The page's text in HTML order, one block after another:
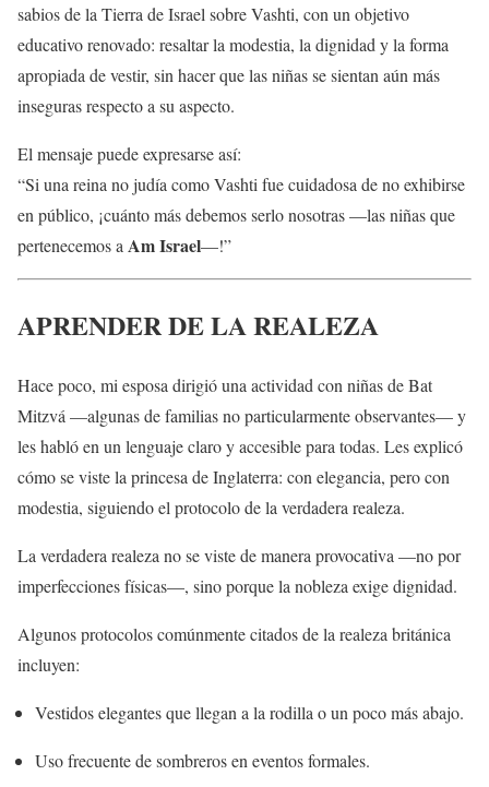
sabios de la Tierra de Israel sobre Vashti, con un objetivo
educativo renovado: resaltar la modestia, la dignidad y la forma
apropiada de vestir, sin hacer que las niñas se sientan aún más
inseguras respecto a su aspecto.
El mensaje puede expresarse así:
“Si una reina no judía como Vashti fue cuidadosa de no exhibirse
en público, ¡cuánto más debemos serlo nosotras —las niñas que
pertenecemos a Am Israel—!”
APRENDER DE LA REALEZA
Hace poco, mi esposa dirigió una actividad con niñas de Bat
Mitzvá —algunas de familias no particularmente observantes— y
les habló en un lenguaje claro y accesible para todas. Les explicó
cómo se viste la princesa de Inglaterra: con elegancia, pero con
modestia, siguiendo el protocolo de la verdadera realeza.
La verdadera realeza no se viste de manera provocativa —no por
imperfecciones físicas—, sino porque la nobleza exige dignidad.
Algunos protocolos comúnmente citados de la realeza británica
incluyen:
Vestidos elegantes que llegan a la rodilla o un poco más abajo.
Uso frecuente de sombreros en eventos formales.